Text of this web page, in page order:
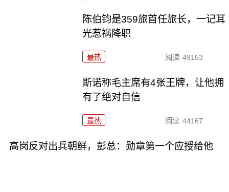
陈伯钧是359旅首任旅长，一记耳
光惹祸降职
最热 阅读 49153
斯诺称毛主席有4张王牌，让他拥
有了绝对自信
最热 阅读 44167
高岗反对出兵朝鲜，彭总：勋章第一个应授给他